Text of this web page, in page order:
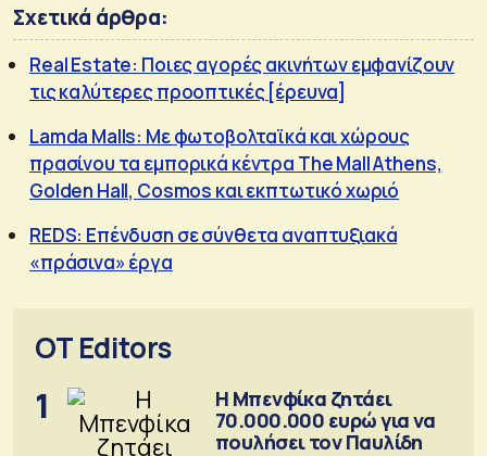
Σχετικά άρθρα:
Real Estate: Ποιες αγορές ακινήτων εμφανίζουν
τις καλύτερες προοπτικές [έρευνα]
Lamda Malls: Με φωτοβολταϊκά και χώρους
πρασίνου τα εμπορικά κέντρα The Mall Athens,
Golden Hall, Cosmos και εκπτωτικό χωριό
REDS: Επένδυση σε σύνθετα αναπτυξιακά
«πράσινα» έργα
OT Editors
1
Η Μπενφίκα ζητάει
70.000.000 ευρώ για να
πουλήσει τον Παυλίδη